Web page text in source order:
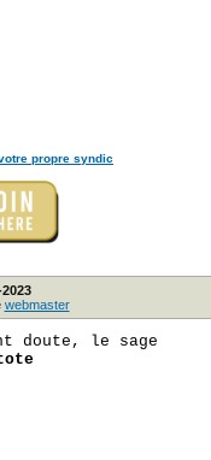
propre syndic
webmaster
doute, le sage